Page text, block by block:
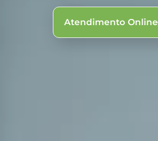
Atendimento Online